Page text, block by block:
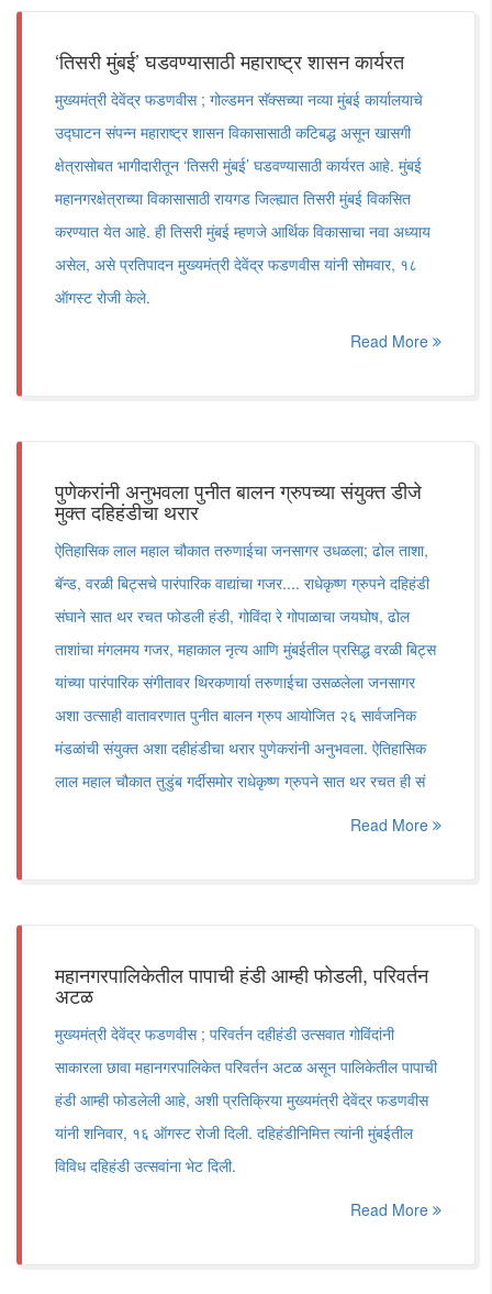
‘तिसरी मुंबई’ घडवण्यासाठी महाराष्ट्र शासन कार्यरत
मुख्यमंत्री देवेंद्र फडणवीस ; गोल्डमन सॅक्सच्या नव्या मुंबई कार्यालयाचे
उद्घाटन संपन्न महाराष्ट्र शासन विकासासाठी कटिबद्ध असून खासगी
क्षेत्रासोबत भागीदारीतून ‘तिसरी मुंबई’ घडवण्यासाठी कार्यरत आहे. मुंबई
महानगरक्षेत्राच्या विकासासाठी रायगड जिल्ह्यात तिसरी मुंबई विकसित
करण्यात येत आहे. ही तिसरी मुंबई म्हणजे आर्थिक विकासाचा नवा अध्याय
असेल, असे प्रतिपादन मुख्यमंत्री देवेंद्र फडणवीस यांनी सोमवार, १८
ऑगस्ट रोजी केले.
Read More
पुणेकरांनी अनुभवला पुनीत बालन ग्रुपच्या संयुक्त डीजे
मुक्त दहिहंडीचा थरार
ऐतिहासिक लाल महाल चौकात तरुणाईचा जनसागर उधळला; ढोल ताशा,
बॅन्ड, वरळी बिट्सचे पारंपारिक वाद्यांचा गजर.... राधेकृष्ण ग्रुपने दहिहंडी
संघाने सात थर रचत फोडली हंडी, गोविंदा रे गोपाळाचा जयघोष, ढोल
ताशांचा मंगलमय गजर, महाकाल नृत्य आणि मुंबईतील प्रसिद्ध वरळी बिट्स
यांच्या पारंपारिक संगीतावर थिरकणार्या तरुणाईचा उसळलेला जनसागर
अशा उत्साही वातावरणात पुनीत बालन ग्रुप आयोजित २६ सार्वजनिक
मंडळांची संयुक्त अशा दहीहंडीचा थरार पुणेकरांनी अनुभवला. ऐतिहासिक
लाल महाल चौकात तुडुंब गर्दीसमोर राधेकृष्ण ग्रुपने सात थर रचत ही सं
Read More
महानगरपालिकेतील पापाची हंडी आम्ही फोडली, परिवर्तन
अटळ
मुख्यमंत्री देवेंद्र फडणवीस ; परिवर्तन दहीहंडी उत्सवात गोविंदांनी
साकारला छावा महानगरपालिकेत परिवर्तन अटळ असून पालिकेतील पापाची
हंडी आम्ही फोडलेली आहे, अशी प्रतिक्रिया मुख्यमंत्री देवेंद्र फडणवीस
यांनी शनिवार, १६ ऑगस्ट रोजी दिली. दहिहंडीनिमित्त त्यांनी मुंबईतील
विविध दहिहंडी उत्सवांना भेट दिली.
Read More